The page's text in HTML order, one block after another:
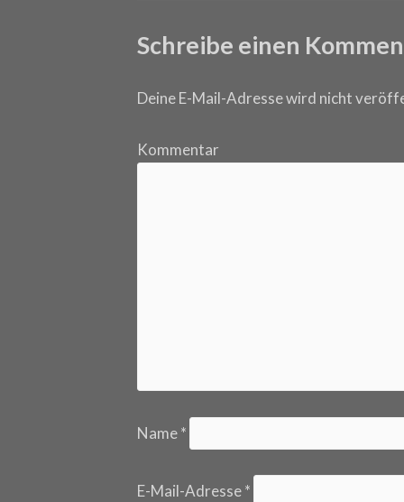
Schreibe einen
Deine E-Mail-Adresse wird nicht
Kommentar
Name*
E-Mail-Adresse*